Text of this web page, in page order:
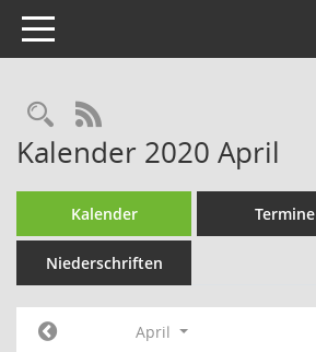
Toggle navigation
Rechercheauswahl
RSS-Feed
Kalender 2020 April
Kalender Termine
Niederschriften
April